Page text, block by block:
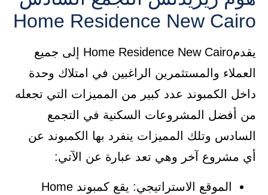
Home Residence New Cairo
يقدمHome Residence New Cairo إلى جميع
العملاء والمستثمرين الراغبين في امتلاك وحدة
داخل الكمبوند عدد كبير من المميزات التي تجعله
من أفضل المشروعات السكنية في التجمع
السادس وتلك المميزات ينفرد بها الكمبوند عن
أي مشروع آخر وهي تعد عبارة عن الآتي:
الموقع الاستراتيجي: يقع كمبوند Home